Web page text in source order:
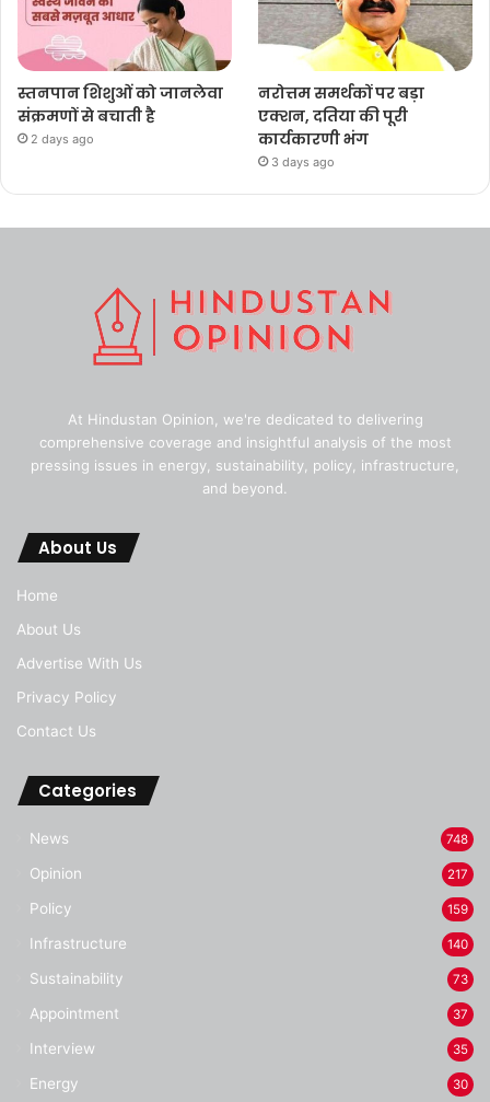
स्तनपान शिशुओं को जानलेवा
संक्रमणों से बचाती है
2 days ago
नरोत्तम समर्थकों पर बड़ा
एक्शन, दतिया की पूरी
कार्यकारणी भंग
3 days ago
At Hindustan Opinion, we're dedicated to delivering
comprehensive coverage and insightful analysis of the most
pressing issues in energy, sustainability, policy, infrastructure,
and beyond.
About Us
Home
About Us
Advertise With Us
Privacy Policy
Contact Us
Categories
News 748
Opinion 217
Policy 159
Infrastructure 140
Sustainability 73
Appointment 37
Interview 35
Energy 30